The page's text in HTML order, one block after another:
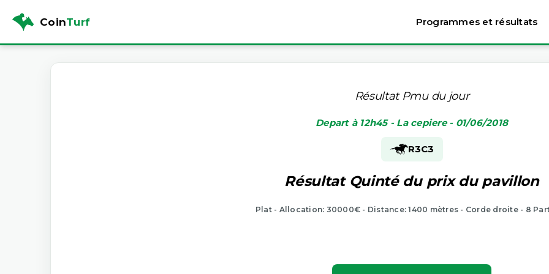
CoinTurf Programmes et résultats
Résultat Pmu du jour
Depart à 12h45 - La cepiere - 01/06/2018
R3C3
Résultat Quinté du prix du pavillon
Plat - Allocation: 30000€ - Distance: 1400 mètres - Corde droite - 8